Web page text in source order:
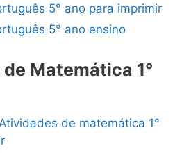
5° ano para imprimir
5° ano ensino
Matemática 1°
de matemática 1°